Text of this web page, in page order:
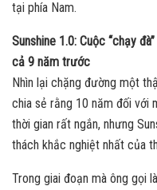
tại phía Nam.
Sunshine 1.0: Cuộc “chạy
cả 9 năm trước
Nhìn lại chặng đường một
chia sẻ rằng 10 năm đối với
thời gian rất ngắn, nhưng
thách khắc nghiệt nhất của
Trong giai đoạn mà ông gọi